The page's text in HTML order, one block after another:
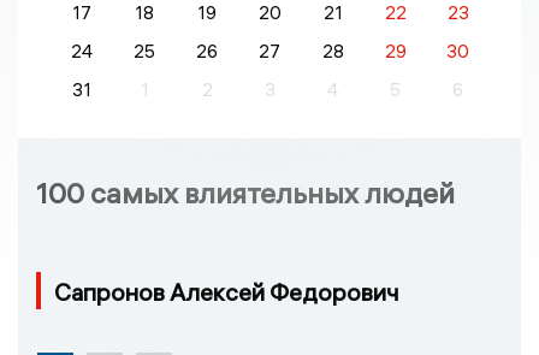
17
18 19 20 21 22
23
24
25 26 27 28 29
30
31
1 2 3 4 5 6
100 самых влиятельных людей
Сапронов Алексей Федорович